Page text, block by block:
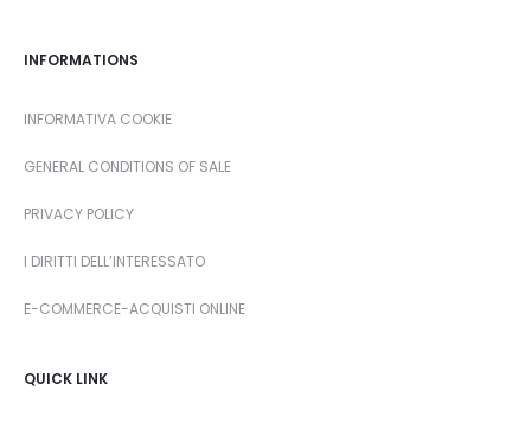
INFORMATIONS
INFORMATIVA COOKIE
GENERAL CONDITIONS OF SALE
PRIVACY POLICY
I DIRITTI DELL’INTERESSATO
E-COMMERCE-ACQUISTI ONLINE
QUICK LINK